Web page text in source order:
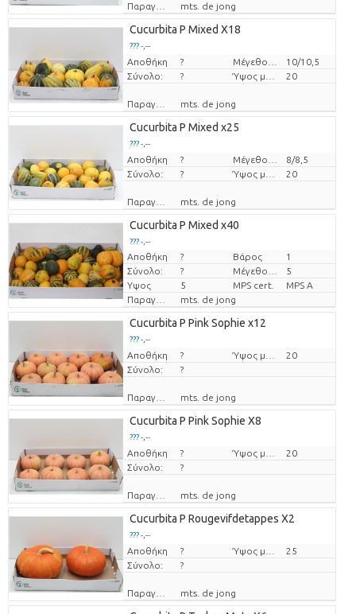
Παραγωγός mts. de jong
Cucurbita P Mixed X18
??? -,--
Τιμή ανά τεμάχιο
Αποθήκη ?
10/10,5
Σύνολο:
? 20
Παραγωγός mts. de jong
Cucurbita P Mixed x25
??? -,--
Τιμή ανά τεμάχιο
Αποθήκη ?
8/8,5
Σύνολο:
? 20
Παραγωγός mts. de jong
Cucurbita P Mixed x40
??? -,--
Τιμή ανά τεμάχιο
Αποθήκη ? Βάρος
1
Σύνολο:
?
5
Υψος
5 MPS cert.
MPS A
Παραγωγός
mts. de jong
Cucurbita P Pink Sophie x12
??? -,--
Τιμή ανά τεμάχιο
Αποθήκη ?
20
Σύνολο:
?
Παραγωγός mts. de jong
Cucurbita P Pink Sophie X8
??? -,--
Τιμή ανά τεμάχιο
Αποθήκη ?
20
Σύνολο:
?
Παραγωγός mts. de jong
Cucurbita P Rougevifdetappes X2
??? -,--
Τιμή ανά τεμάχιο
Αποθήκη ?
25
Σύνολο:
?
Παραγωγός mts. de jong